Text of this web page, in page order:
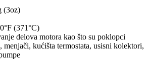
(3oz)
(371°C)
delova motora kao što su poklopci
menjači, kućišta termostata, usisni kolektori,